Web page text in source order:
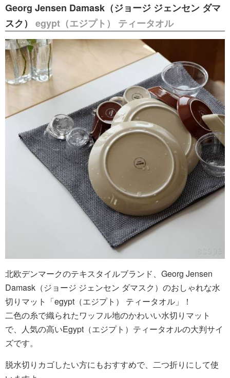
Georg Jensen Damask（ジョージ ジェンセン ダマ
スク） egypt（エジプト） ティータオル
北欧デンマークのテキスタイルブランド、Georg Jensen
Damask（ジョージ ジェンセン ダマスク）のおしゃれな水
切りマット「egypt（エジプト） ティータオル」！
二色の糸で織られたワッフル地のかわいい水切りマット
で、人気の高いEgypt（エジプト）ティータオルの大判サイ
ズです。
脱水切りカゴしたい方にもおすすめで、二つ折りにして使